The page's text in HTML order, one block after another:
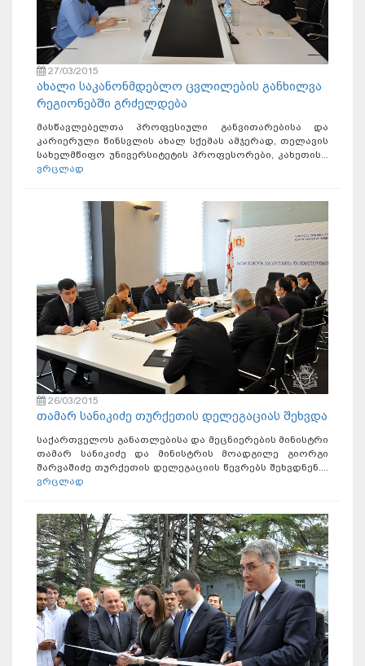
27/03/2015
ახალი საკანონმდებლო ცვლილების განხილვა
რეგიონებში გრძელდება
მასწავლებელთა პროფესიული განვითარებისა და
კარიერული წინსვლის ახალ სქემას ამჯერად, თელავის
სახელმწიფო უნივერსიტეტის პროფესორები, კახეთის...
ვრცლად
26/03/2015
თამარ სანიკიძე თურქეთის დელეგაციას შეხვდა
საქართველოს განათლებისა და მეცნიერების მინისტრი
თამარ სანიკიძე და მინისტრის მოადგილე გიორგი
შარვაშიძე თურქეთის დელეგაციის წევრებს შეხვდნენ....
ვრცლად